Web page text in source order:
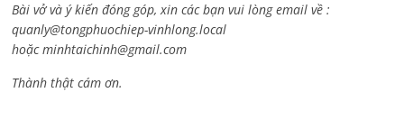
Bài vở và ý kiến đóng góp, xin các bạn vui lòng email về :
quanly@tongphuochiep-vinhlong.local
hoặcminhtaichinh@gmail.com
Thành thật cám ơn.